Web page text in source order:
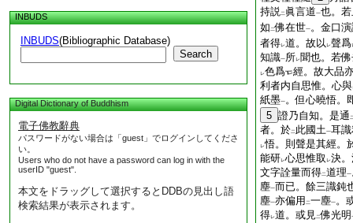
INBUDS
INBUDS(Bibliographic Database)
Search
Digital Dictionary of Buddhism
電子佛教辭典
パスワードがない場合は「guest」でログインしてくださ
い。
Users who do not have a password can log in with the
userID "guest".
本文をドラッグして選択するとDDBの見出し語
検索結果が表示されます。
持説二 眞言道一也。
如 二佛在世一。金口
者得レ道。故以 レ聲爲
知識一所レ聞也。若
レ色爲
經。故大品
利者内自思惟。心與
紙墨一。但心曉悟。
5 證乃自知。是通
者。於二 此國土一耳
レ悟。則聲是其經。
能研レ心思惟取 レ決
文字詮量而得二道理一
塵一而已。餘三識鈍
塵一亦偏用 二一塵一。
得レ道。或見二佛光明